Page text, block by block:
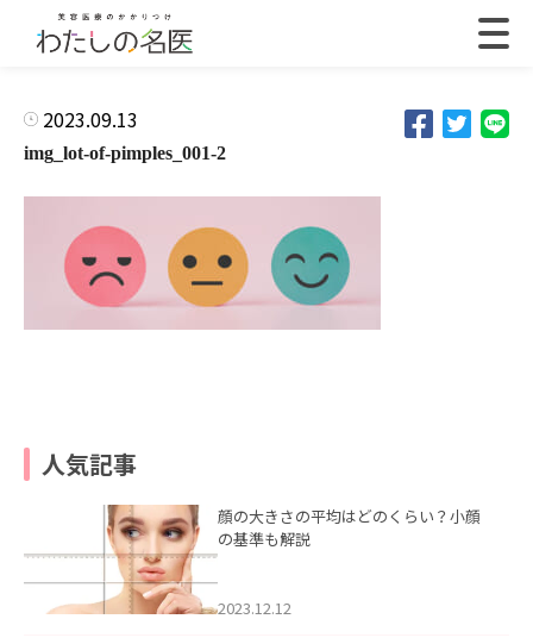
2023.09.13
img_lot-of-pimples_001-2
人気記事
顔の大きさの平均はどのくらい？小顔
の基準も解説
2023.12.12